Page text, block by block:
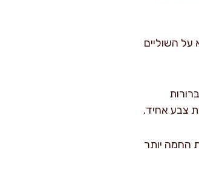
על השוליים
התבנית החמה יותר